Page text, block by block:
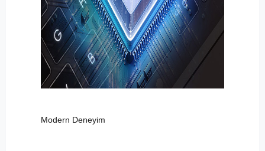
Modern Deneyim